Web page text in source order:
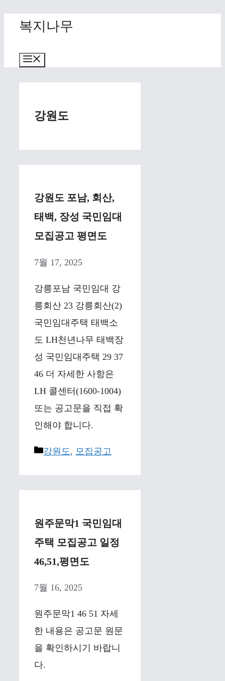
content
복지나무
강원도
강원도 포남, 회산,
태백, 장성 국민임대
모집공고 평면도
7월 17, 2025
강릉포남 국민임대 강
릉회산 23 강릉회산(2)
국민임대주택 태백소
도 LH천년나무 태백장
성 국민임대주택 29 37
46 더 자세한 사항은
LH 콜센터(1600-1004)
또는 공고문을 직접 확
인해야 합니다.
Categories
강원도, 모집공고
원주문막1 국민임대
주택 모집공고 일정
46,51,평면도
7월 16, 2025
원주문막1 46 51 자세
한 내용은 공고문 원문
을 확인하시기 바랍니
다.